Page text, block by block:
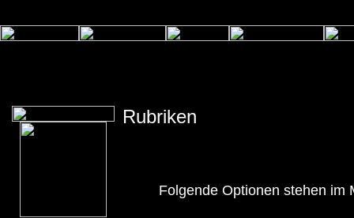
Rubriken
Folgende Optionen stehen im